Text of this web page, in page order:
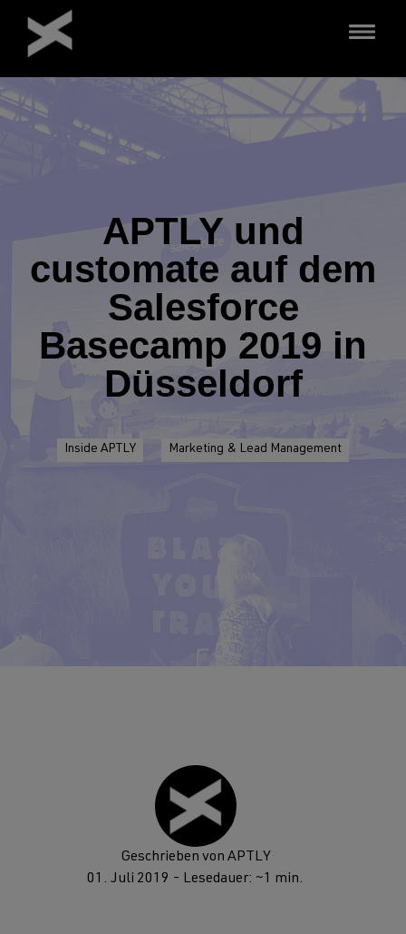
Direkt
zum
APTLY und
customate auf dem
Salesforce
Basecamp 2019 in
Düsseldorf
Inside APTLY Marketing & Lead Management
Geschrieben von APTLY
01. Juli 2019 - Lesedauer: ~1 min.